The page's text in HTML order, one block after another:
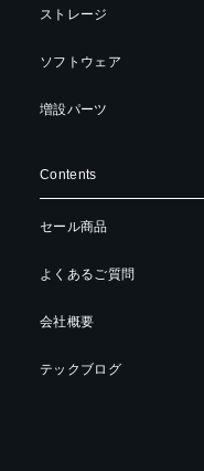
ストレージ
ソフトウェア
増設パーツ
Contents
セール商品
よくあるご質問
会社概要
テックブログ